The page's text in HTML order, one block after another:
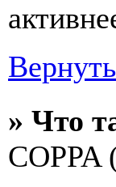
» Что